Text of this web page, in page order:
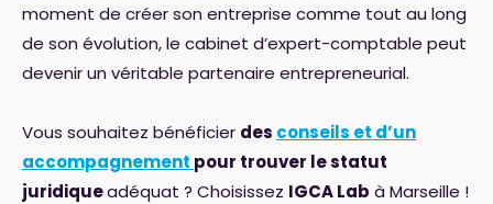
moment de créer son entreprise comme tout au long
de son évolution, le cabinet d’expert-comptable peut
devenir un véritable partenaire entrepreneurial.
Vous souhaitez bénéficier des conseils et d’un
accompagnement pour trouver le statut
juridiqueadéquat ? Choisissez IGCA Lab à Marseille !